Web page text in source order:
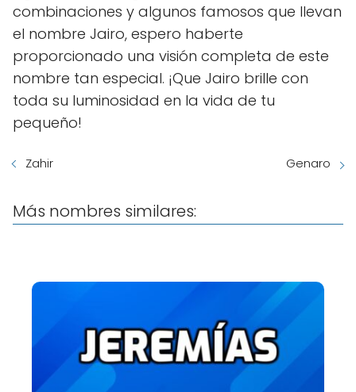
combinaciones y algunos famosos que llevan
el nombre Jairo, espero haberte
proporcionado una visión completa de este
nombre tan especial. ¡Que Jairo brille con
toda su luminosidad en la vida de tu
pequeño!
Zahir Genaro
Más nombres similares: